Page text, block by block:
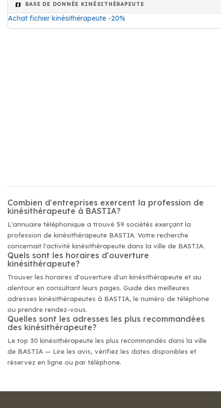
BASE DE DONNÉE KINÉSITHÉRAPEUTE
Achat fichier kinésithérapeute -20%
Combien d'entreprises exercent la profession de
kinésithérapeute à BASTIA?
L'annuaire téléphonique a trouvé 59 sociétés exerçant la
profession de kinésithérapeute BASTIA. Votre recherche
concernait l'activité kinésithérapeute dans la ville de BASTIA.
Quels sont les horaires d'ouverture
kinésithérapeute?
Trouver les horaires d'ouverture d'un kinésithérapeute et au
alentour en consultant leurs pages. Guide des meilleures
adresses kinésithérapeutes à BASTIA, le numéro de téléphone
ou prendre rendez-vous.
Quelles sont les adresses les plus recommandées
des kinésithérapeute?
Le top 30 kinésithérapeute les plus recommandés dans la ville
de BASTIA — Lire les avis, vérifiez les dates disponibles et
réservez en ligne ou par téléphone.